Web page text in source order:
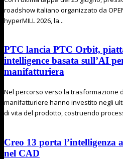
roadshow italiano organizzato da
hyperMILL 2026, la...
PTC lancia PTC Orbit,
intelligence basata sull’AI
manifatturiera
Nel percorso verso la trasformazione
manifatturiere hanno investito negli
di vita del prodotto, costruendo
Creo 13 porta l’intelligenza
nel CAD